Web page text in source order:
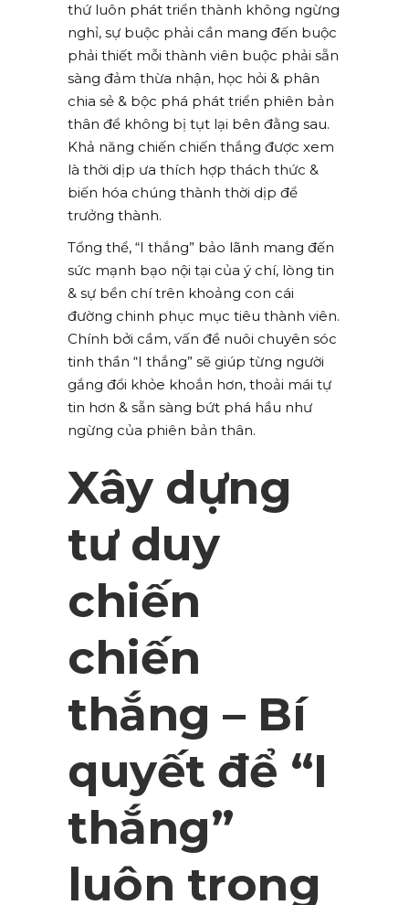
thứ luôn phát triển thành không ngừng
nghỉ, sự buộc phải cần mang đến buộc
phải thiết mỗi thành viên buộc phải sẵn
sàng đảm thừa nhận, học hỏi & phân
chia sẻ & bộc phá phát triển phiên bản
thân để không bị tụt lại bên đằng sau.
Khả năng chiến chiến thắng được xem
là thời dịp ưa thích hợp thách thức &
biến hóa chúng thành thời dịp để
trưởng thành.
Tổng thể, “I thắng” bảo lãnh mang đến
sức mạnh bạo nội tại của ý chí, lòng tin
& sự bền chí trên khoảng con cái
đường chinh phục mục tiêu thành viên.
Chính bởi cầm, vấn đề nuôi chuyên sóc
tinh thần “I thắng” sẽ giúp từng người
gắng đổi khỏe khoắn hơn, thoải mái tự
tin hơn & sẵn sàng bứt phá hầu như
ngừng của phiên bản thân.
Xây dựng
tư duy
chiến
chiến
thắng – Bí
quyết để “I
thắng”
luôn trong